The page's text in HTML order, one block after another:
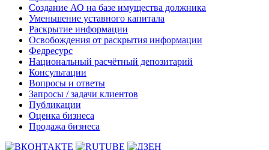
Создание АО на базе имущества должника
Уменьшение уставного капитала
Раскрытие информации
Освобождения от раскрытия информации
Федресурс
Национальный расчётный депозитарий
Консультации
Вопросы и ответы
Запросы / задачи клиентов
Публикации
Оценка бизнеса
Продажа бизнеса